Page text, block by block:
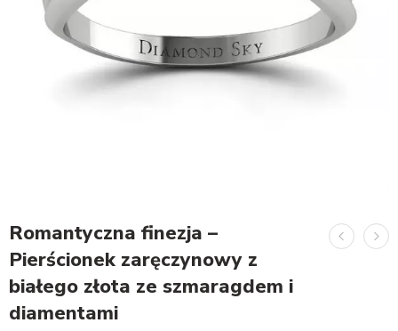
Romantyczna finezja –
Pierścionek zaręczynowy z
białego złota ze szmaragdem i
diamentami